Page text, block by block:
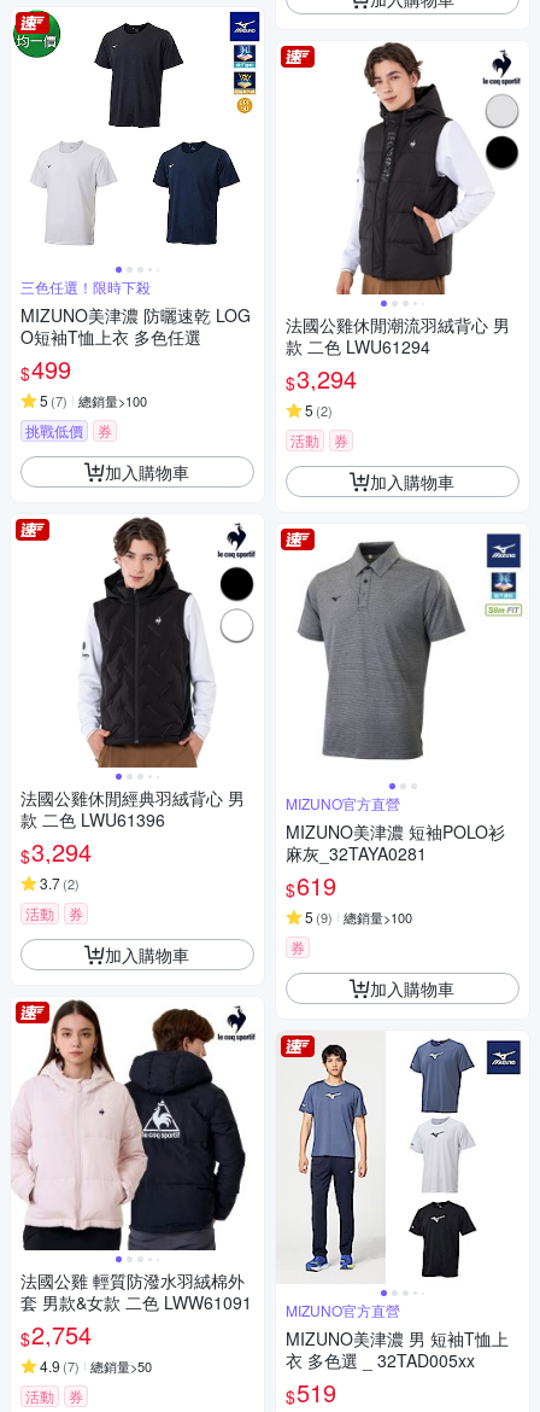
三色任選！限時下殺
MIZUNO美津濃 防曬速乾 LOG
O短袖T恤上衣 多色任選
$499
5 (7) 總銷量>100
挑戰低價 券
加入購物車
法國公雞休閒經典羽絨背心 男
款 二色 LWU61396
$3,294
3.7(2)
活動 券
加入購物車
法國公雞 輕質防潑水羽絨棉外
套 男款&女款 二色 LWW61091
$2,754
4.9 (7) 總銷量>50
活動 券
法國公雞休閒潮流羽絨背心 男
款 二色 LWU61294
$3,294
5 (2)
活動 券
加入購物車
MIZUNO官方直營
MIZUNO美津濃 短袖POLO衫
麻灰_32TAYA0281
$619
5 (9) 總銷量>100
券
加入購物車
MIZUNO官方直營
MIZUNO美津濃 男 短袖T恤上
衣 多色選 _ 32TAD005xx
$519